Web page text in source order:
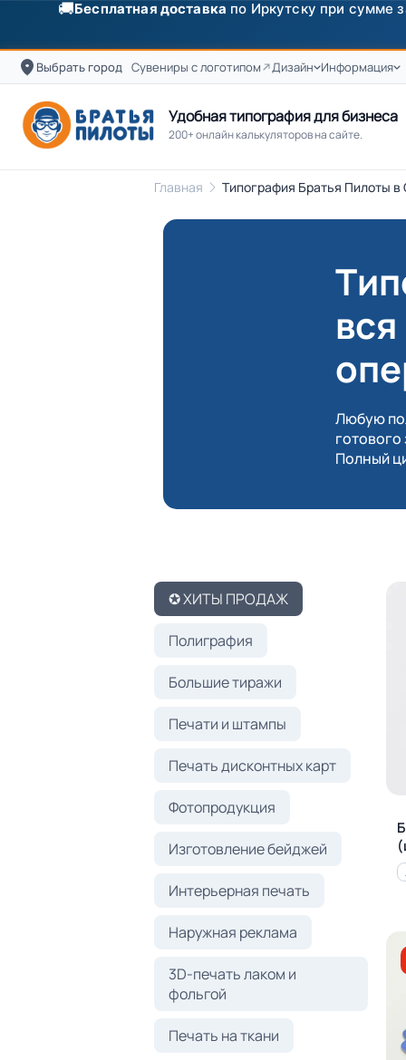
✨Скидка250 ₽на первый заказ от 3000 ₽ по
Выбрать город Сувениры с логотипом Дизайн Информация
Удобная типография для бизнеса
200+ онлайн калькуляторов на сайте.
Главная Типография Братья Пилоты
Любую
готового
Полный
✪ ХИТЫ ПРОДАЖ
Полиграфия
Большие тиражи
Печати и штампы
Печать дисконтных карт
Фотопродукция
Изготовление бейджей
Интерьерная печать
Наружная реклама
3D-печать лаком и
фольгой
Печать на ткани